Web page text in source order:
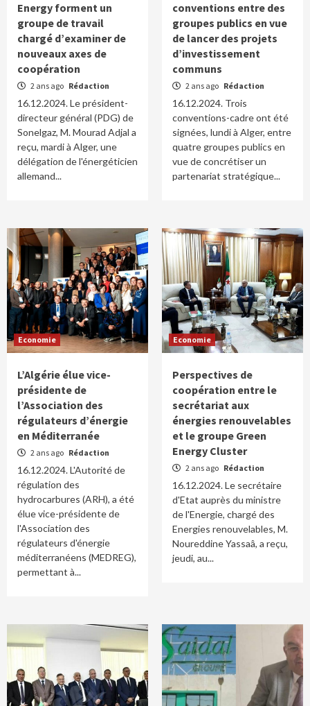
Energy forment un
groupe de travail
chargé d’examiner de
nouveaux axes de
coopération
2 ans ago Rédaction
16.12.2024. Le président-
directeur général (PDG) de
Sonelgaz, M. Mourad Adjal a
reçu, mardi à Alger, une
délégation de l'énergéticien
allemand...
conventions entre des
groupes publics en vue
de lancer des projets
d’investissement
communs
2 ans ago Rédaction
16.12.2024. Trois
conventions-cadre ont été
signées, lundi à Alger, entre
quatre groupes publics en
vue de concrétiser un
partenariat stratégique...
Economie
L’Algérie élue vice-
présidente de
l’Association des
régulateurs d’énergie
en Méditerranée
2 ans ago Rédaction
16.12.2024. L'Autorité de
régulation des
hydrocarbures (ARH), a été
élue vice-présidente de
l'Association des
régulateurs d'énergie
méditerranéens (MEDREG),
permettant à...
Economie
Perspectives de
coopération entre le
secrétariat aux
énergies renouvelables
et le groupe Green
Energy Cluster
2 ans ago Rédaction
16.12.2024. Le secrétaire
d'Etat auprès du ministre
de l'Energie, chargé des
Energies renouvelables, M.
Noureddine Yassaâ, a reçu,
jeudi, au...